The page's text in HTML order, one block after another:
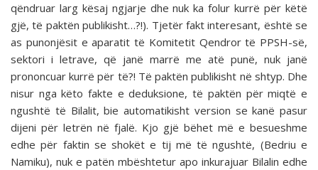
qëndruar larg kësaj ngjarje dhe nuk ka folur kurrë për këtë
gjë, të paktën publikisht…?!). Tjetër fakt interesant, është se
as punonjësit e aparatit të Komitetit Qendror të PPSH-së,
sektori i letrave, që janë marrë me atë punë, nuk janë
prononcuar kurrë për të?! Të paktën publikisht në shtyp. Dhe
nisur nga këto fakte e deduksione, të paktën për miqtë e
ngushtë të Bilalit, bie automatikisht version se kanë pasur
dijeni për letrën në fjalë. Kjo gjë bëhet më e besueshme
edhe për faktin se shokët e tij më të ngushtë, (Bedriu e
Namiku), nuk e patën mbështetur apo inkurajuar Bilalin edhe